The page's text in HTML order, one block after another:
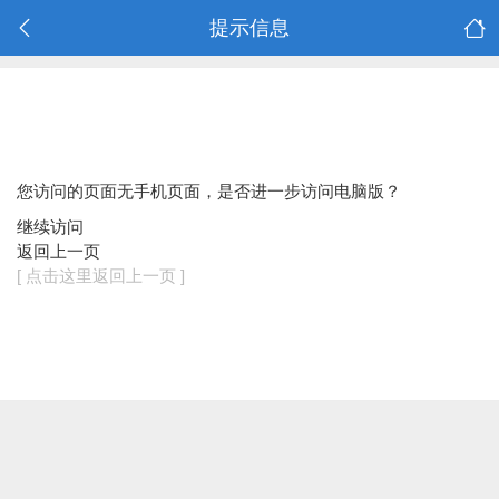
提示信息
您访问的页面无手机页面，是否进一步访问电脑版？
继续访问
返回上一页
[ 点击这里返回上一页 ]